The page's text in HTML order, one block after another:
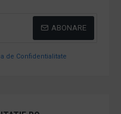
ABONARE
de Confidentialitate